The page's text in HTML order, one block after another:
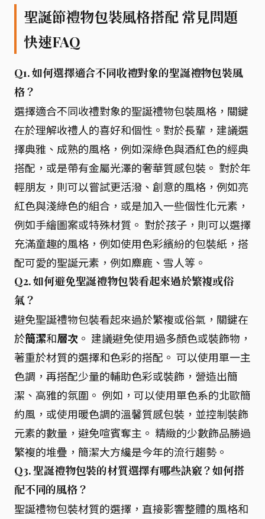
聖誕節禮物包裝風格搭配 常見問題
快速FAQ
Q1. 如何選擇適合不同收禮對象的聖誕禮物包裝風
格？
選擇適合不同收禮對象的聖誕禮物包裝風格，關鍵
在於理解收禮人的喜好和個性。對於長輩，建議選
擇典雅、成熟的風格，例如深綠色與酒紅色的經典
搭配，或是帶有金屬光澤的奢華質感包裝。 對於年
輕朋友，則可以嘗試更活潑、創意的風格，例如亮
紅色與淺綠色的組合，或是加入一些個性化元素，
例如手繪圖案或特殊材質。 對於孩子，則可以選擇
充滿童趣的風格，例如使用色彩繽紛的包裝紙，搭
配可愛的聖誕元素，例如麋鹿、雪人等。
Q2. 如何避免聖誕禮物包裝看起來過於繁複或俗
氣？
避免聖誕禮物包裝看起來過於繁複或俗氣，關鍵在
於簡潔和層次 。 建議避免使用過多顏色或裝飾物，
著重於材質的選擇和色彩的搭配。 可以使用單一主
色調，再搭配少量的輔助色彩或裝飾，營造出簡
潔、高雅的氛圍。 例如，可以使用單色系的北歐簡
約風，或使用暖色調的溫馨質感包裝，並控制裝飾
元素的數量，避免喧賓奪主。 精緻的少數飾品勝過
繁複的堆疊，簡潔大方纔是今年的流行趨勢。
Q3. 聖誕禮物包裝的材質選擇有哪些訣竅？如何搭
配不同的風格？
聖誕禮物包裝材質的選擇，直接影響整體的風格和